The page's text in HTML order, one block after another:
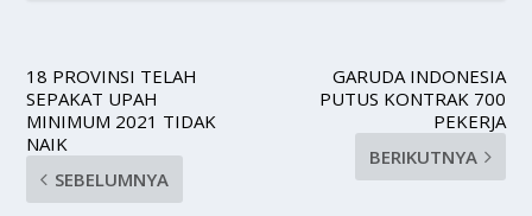
18 PROVINSI TELAH
SEPAKAT UPAH
MINIMUM 2021 TIDAK
NAIK
SEBELUMNYA
GARUDA INDONESIA
PUTUS KONTRAK 700
PEKERJA
BERIKUTNYA